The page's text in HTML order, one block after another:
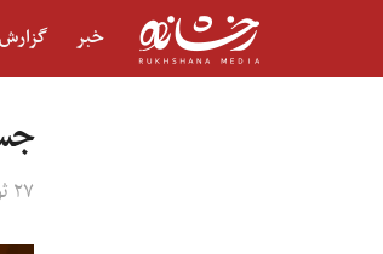
خبر گزارش
۲۷ ثور ۱۴۰۵